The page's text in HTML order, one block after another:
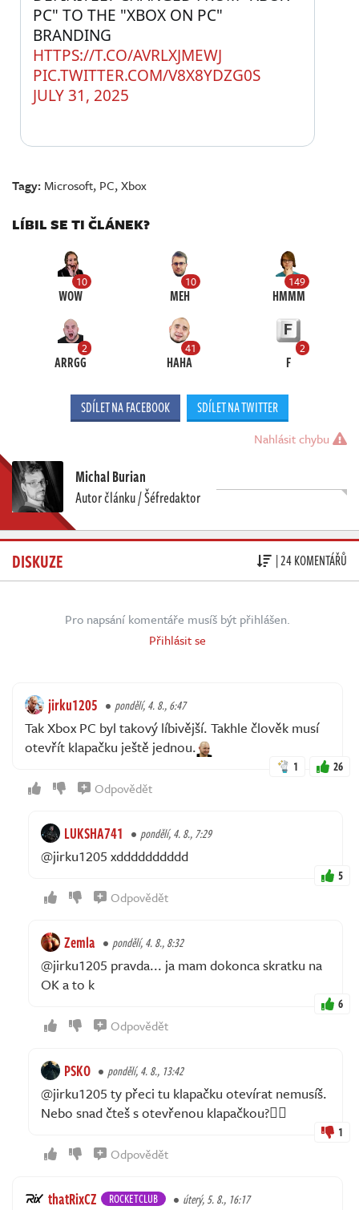
PC" TO THE "XBOX ON PC"
HTTPS://T.CO/AVRLXJMEWJ
PIC.TWITTER.COM/V8X8YDZG0S
JULY 31, 2025
Tagy: Microsoft, PC,Xbox
LÍBIL SE TI ČLÁNEK?
10
WOW
10
MEH
149
HMMM
2
ARRGG
41
HAHA
2
F
SDÍLET NA FACEBOOK SDÍLET NA TWITTER
Nahlásit chybu
Michal Burian
Autor článku / Šéfredaktor
DISKUZE | 24 KOMENTÁŘŮ
Pro napsání komentáře musíš být přihlášen.
Přihlásit se
jirku1205 pondělí, 4. 8., 6:47
Tak Xbox PC byl takový líbivější. Takhle člověk musí
otevřít klapačku ještě jednou.
1 26
Odpovědět
LUKSHA741 pondělí, 4. 8., 7:29
@jirku1205 xdddddddddd
5
Odpovědět
Zemla pondělí, 4. 8., 8:32
@jirku1205 pravda... ja mam dokonca skratku na
OK a to k
6
Odpovědět
PSKO pondělí, 4. 8., 13:42
@jirku1205 ty přeci tu klapačku otevírat nemusíš.
Nebo snad čteš s otevřenou klapačkou?💁‍♂️
1
Odpovědět
thatRixCZ ROCKETCLUB úterý, 5. 8., 16:17